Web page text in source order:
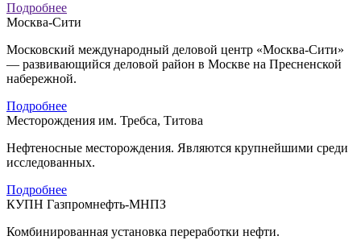
Подробнее
Москва-Сити
Московский международный деловой центр «Москва-Сити»
— развивающийся деловой район в Москве на Пресненской
набережной.
Подробнее
Месторождения им. Требса, Титова
Нефтеносные месторождения. Являются крупнейшими среди
исследованных.
Подробнее
КУПН Газпромнефть-МНПЗ
Комбинированная установка переработки нефти.